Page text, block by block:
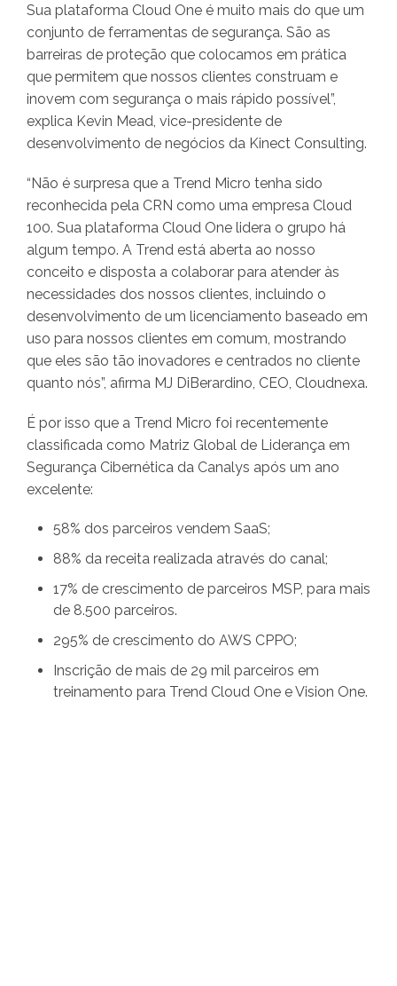
Sua plataforma Cloud One é muito mais do que um
conjunto de ferramentas de segurança. São as
barreiras de proteção que colocamos em prática
que permitem que nossos clientes construam e
inovem com segurança o mais rápido possível”,
explica Kevin Mead, vice-presidente de
desenvolvimento de negócios da Kinect Consulting.
“Não é surpresa que a Trend Micro tenha sido
reconhecida pela CRN como uma empresa Cloud
100. Sua plataforma Cloud One lidera o grupo há
algum tempo. A Trend está aberta ao nosso
conceito e disposta a colaborar para atender às
necessidades dos nossos clientes, incluindo o
desenvolvimento de um licenciamento baseado em
uso para nossos clientes em comum, mostrando
que eles são tão inovadores e centrados no cliente
quanto nós”, afirma MJ DiBerardino, CEO, Cloudnexa.
É por isso que a Trend Micro foi recentemente
classificada como Matriz Global de Liderança em
Segurança Cibernética da Canalys após um ano
excelente:
58% dos parceiros vendem SaaS;
88% da receita realizada através do canal;
17% de crescimento de parceiros MSP, para mais
de 8.500 parceiros.
295% de crescimento do AWS CPPO;
Inscrição de mais de 29 mil parceiros em
treinamento para Trend Cloud One e Vision One.